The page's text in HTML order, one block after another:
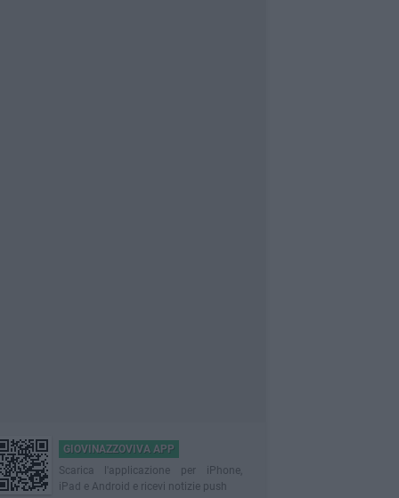
GIOVINAZZOVIVA APP
Scarica l'applicazione per iPhone,
iPad e Android e ricevi notizie push